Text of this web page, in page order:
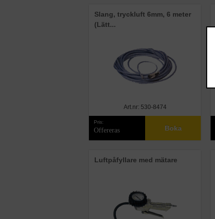
Slang, tryckluft 6mm, 6 meter
(Lätt...
Art.nr: 530-8474
Pris:
Offereras Boka
Luftpåfyllare med mätare